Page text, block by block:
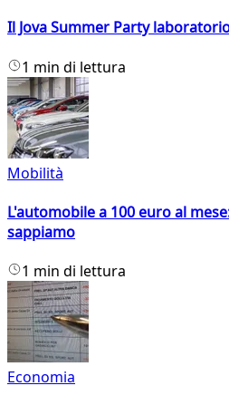
Il Jova Summer Party
1 min di lettura
Mobilità
L'automobile a 100 euro al
sappiamo
1 min di lettura
Economia